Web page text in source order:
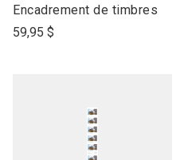
to
open
Encadrement de timbres
59,95 $